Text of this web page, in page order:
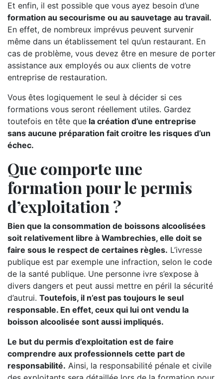
Et enfin, il est possible que vous ayez besoin d’une
formation au secourisme ou au sauvetage au travail.
En effet, de nombreux imprévus peuvent survenir
même dans un établissement tel qu’un restaurant. En
cas de problème, vous devez être en mesure de porter
assistance aux employés ou aux clients de votre
entreprise de restauration.
Vous êtes logiquement le seul à décider si ces
formations vous seront réellement utiles. Gardez
toutefois en tête que la création d’une entreprise
sans aucune préparation fait croitre les risques d’un
échec.
Que comporte une
formation pour le permis
d’exploitation ?
Bien que la consommation de boissons alcoolisées
soit relativement libre à Wambrechies, elle doit se
faire sous le respect de certaines règles. L’ivresse
publique est par exemple une infraction, selon le code
de la santé publique. Une personne ivre s’expose à
divers dangers et peut aussi mettre en péril la sécurité
d’autrui. Toutefois, il n’est pas toujours le seul
responsable. En effet, ceux qui lui ont vendu la
boisson alcoolisée sont aussi impliqués.
Le but du permis d’exploitation est de faire
comprendre aux professionnels cette part de
responsabilité. Ainsi, la responsabilité pénale et civile